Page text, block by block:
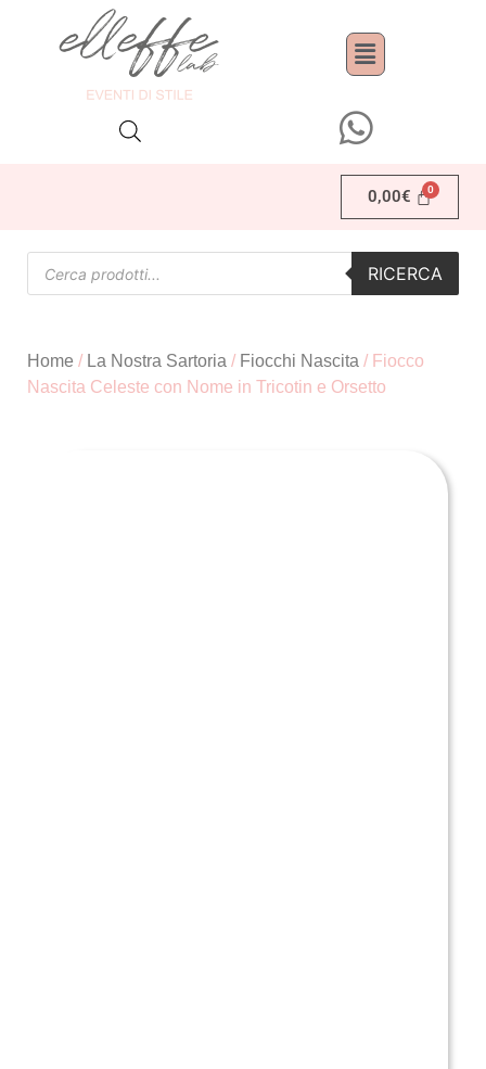
0,00€
RICERCA
Home / La Nostra Sartoria / Fiocchi Nascita / Fiocco
Nascita Celeste con Nome in Tricotin e Orsetto